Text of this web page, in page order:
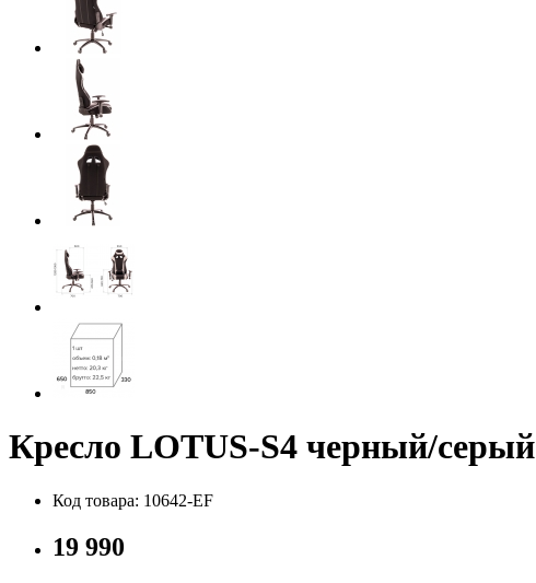
Кресло LOTUS-S4 черный/серый
Код товара: 10642-EF
19 990